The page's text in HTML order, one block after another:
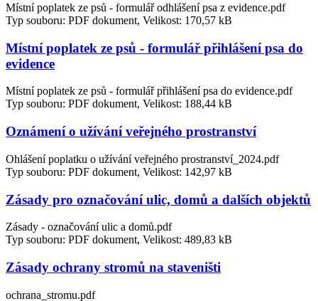
Místní poplatek ze psů - formulář odhlášení psa z evidence.pdf
Typ souboru: PDF dokument, Velikost: 170,57 kB
Místní poplatek ze psů - formulář přihlášení psa do
evidence
Místní poplatek ze psů - formulář přihlášení psa do evidence.pdf
Typ souboru: PDF dokument, Velikost: 188,44 kB
Oznámení o užívání veřejného prostranství
Ohlášení poplatku o užívání veřejného prostranství_2024.pdf
Typ souboru: PDF dokument, Velikost: 142,97 kB
Zásady pro označování ulic, domů a dalších objektů
Zásady - označování ulic a domů.pdf
Typ souboru: PDF dokument, Velikost: 489,83 kB
Zásady ochrany stromů na staveništi
ochrana_stromu.pdf